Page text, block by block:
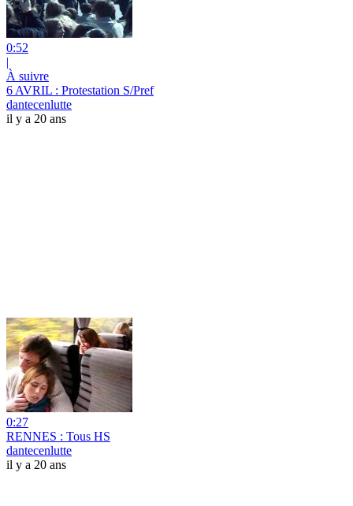
0:52
|
À suivre
6 AVRIL : Protestation S/Pref
dantecenlutte
il y a 20 ans
0:27
RENNES : Tous HS
dantecenlutte
il y a 20 ans